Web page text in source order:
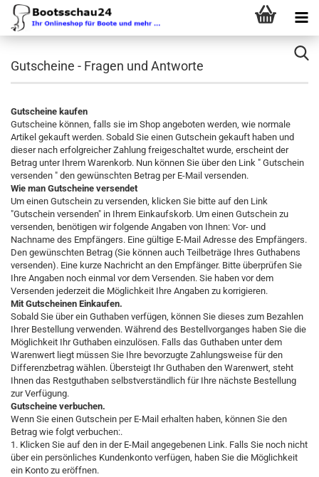
Gutscheine - Fragen und Antworte
Gutscheine kaufen
Gutscheine können, falls sie im Shop angeboten werden, wie normale
Artikel gekauft werden. Sobald Sie einen Gutschein gekauft haben und
dieser nach erfolgreicher Zahlung freigeschaltet wurde, erscheint der
Betrag unter Ihrem Warenkorb. Nun können Sie über den Link " Gutschein
versenden " den gewünschten Betrag per E-Mail versenden.
Wie man Gutscheine versendet
Um einen Gutschein zu versenden, klicken Sie bitte auf den Link
"Gutschein versenden" in Ihrem Einkaufskorb. Um einen Gutschein zu
versenden, benötigen wir folgende Angaben von Ihnen: Vor- und
Nachname des Empfängers. Eine gültige E-Mail Adresse des Empfängers.
Den gewünschten Betrag (Sie können auch Teilbeträge Ihres Guthabens
versenden). Eine kurze Nachricht an den Empfänger. Bitte überprüfen Sie
Ihre Angaben noch einmal vor dem Versenden. Sie haben vor dem
Versenden jederzeit die Möglichkeit Ihre Angaben zu korrigieren.
Mit Gutscheinen Einkaufen.
Sobald Sie über ein Guthaben verfügen, können Sie dieses zum Bezahlen
Ihrer Bestellung verwenden. Während des Bestellvorganges haben Sie die
Möglichkeit Ihr Guthaben einzulösen. Falls das Guthaben unter dem
Warenwert liegt müssen Sie Ihre bevorzugte Zahlungsweise für den
Differenzbetrag wählen. Übersteigt Ihr Guthaben den Warenwert, steht
Ihnen das Restguthaben selbstverständlich für Ihre nächste Bestellung
zur Verfügung.
Gutscheine verbuchen.
Wenn Sie einen Gutschein per E-Mail erhalten haben, können Sie den
Betrag wie folgt verbuchen:.
1. Klicken Sie auf den in der E-Mail angegebenen Link. Falls Sie noch nicht
über ein persönliches Kundenkonto verfügen, haben Sie die Möglichkeit
ein Konto zu eröffnen.